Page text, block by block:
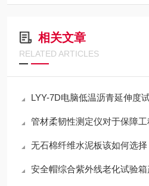
相关文章
RELATED ARTICLES
LYY-7D电脑低温沥青延伸度
管材柔韧性测定仪对于保障
无石棉纤维水泥板该如何选择
安全帽综合紫外线老化试验